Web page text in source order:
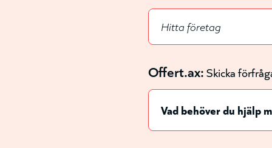
Offert.ax:Skicka